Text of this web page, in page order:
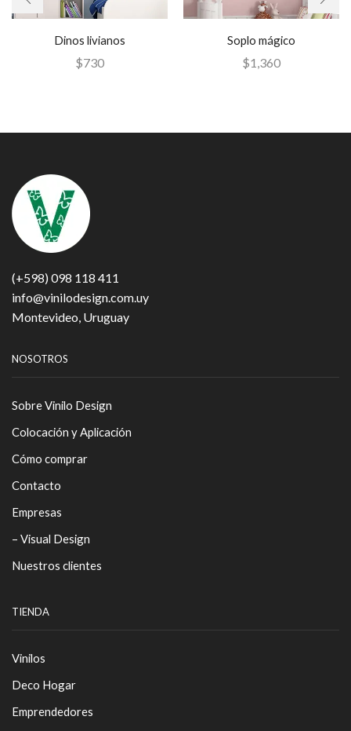
Dinos livianos
$730
Soplo mágico
$1,360
(+598) 098 118 411
info@vinilodesign.com.uy
Montevideo, Uruguay
NOSOTROS
Sobre Vinilo Design
Colocación y Aplicación
Cómo comprar
Contacto
Empresas
– Visual Design
Nuestros clientes
TIENDA
Vinilos
Deco Hogar
Emprendedores